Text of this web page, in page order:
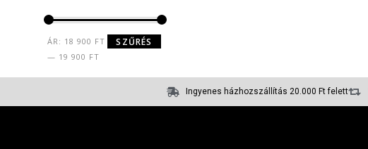
SZŰRÉS
ÁR: 18 900 FT
— 19 900 FT
Ingyenes házhozszállítás 20.000 Ft felett